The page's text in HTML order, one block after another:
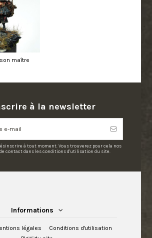
maître
à la newsletter
à tout moment. Vous trouverez pour cela nos
contact dans les conditions d'utilisation du site.
Informations
légales
Conditions d'utilisation